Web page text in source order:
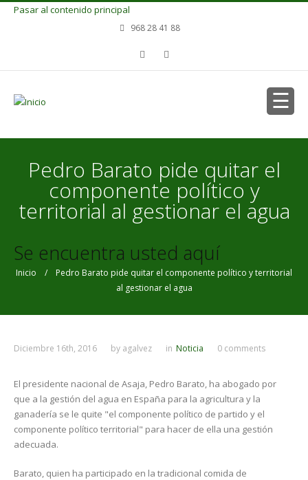
Pasar al contenido principal
968 28 41 88
Pedro Barato pide quitar el
componente político y
territorial al gestionar el agua
Se encuentra usted aquí
Inicio / Pedro Barato pide quitar el componente político y territorial
al gestionar el agua
Diciembre 16th, 2016 by agalvez in Noticia 0 comments
El presidente nacional de Asaja, Pedro Barato, ha abogado por
que a la gestión del agua en España para la agricultura y la
ganadería se le quite "el componente político de partido y el
componente político territorial" para hacer de ella una gestión
adecuada.
Barato, quien ha participado en la tradicional comida de